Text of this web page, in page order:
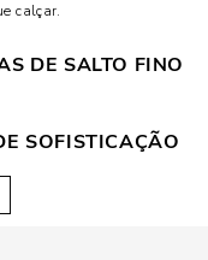
calçar.
DE SALTO FINO
SOFISTICAÇÃO
ocasiões especiais. Dá,
com calças jeans
um blazer por cima
o almoço com amigas